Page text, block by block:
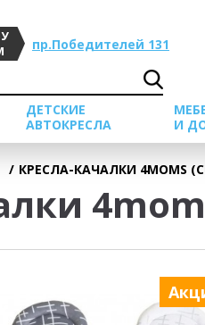
пр.Победителей 131
ДЕТСКИЕ
АВТОКРЕСЛА
И
/ КРЕСЛА-КАЧАЛКИ 4MOMS